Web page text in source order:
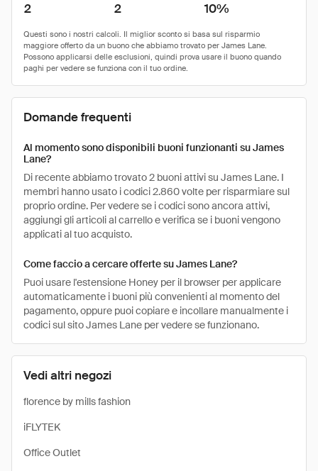
Vedi altri negozi
florence by mills fashion
iFLYTEK
Office Outlet
2 2 10%
Domande frequenti
Al momento sono disponibili buoni funzionanti su James
Lane?
Di recente abbiamo trovato 2 buoni attivi su James Lane. I
membri hanno usato i codici 2.860 volte per risparmiare sul
proprio ordine. Per vedere se i codici sono ancora attivi,
aggiungi gli articoli al carrello e verifica se i buoni vengono
applicati al tuo acquisto.
Come faccio a cercare offerte su James Lane?
Puoi usare l'estensione Honey per il browser per applicare
automaticamente i buoni più convenienti al momento del
pagamento, oppure puoi copiare e incollare manualmente i
codici sul sito James Lane per vedere se funzionano.